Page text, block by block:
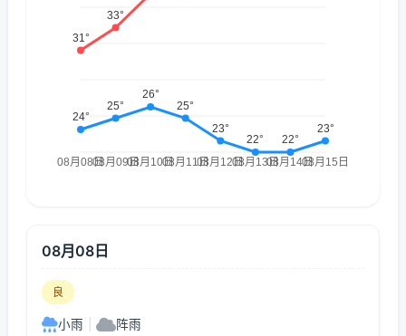
08月08日
良
小雨 阵雨